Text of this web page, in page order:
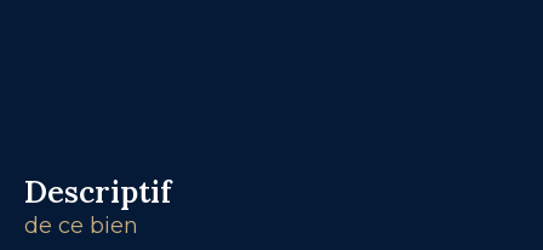
descriptif
de ce bien